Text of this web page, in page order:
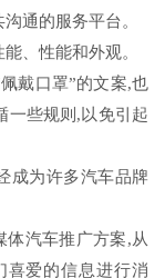
通的服务平台。
、性能和外观。
戴口罩”的文案,也
一些规则,以免引起
成为许多汽车品牌
体汽车推广方案,从
喜爱的信息进行消